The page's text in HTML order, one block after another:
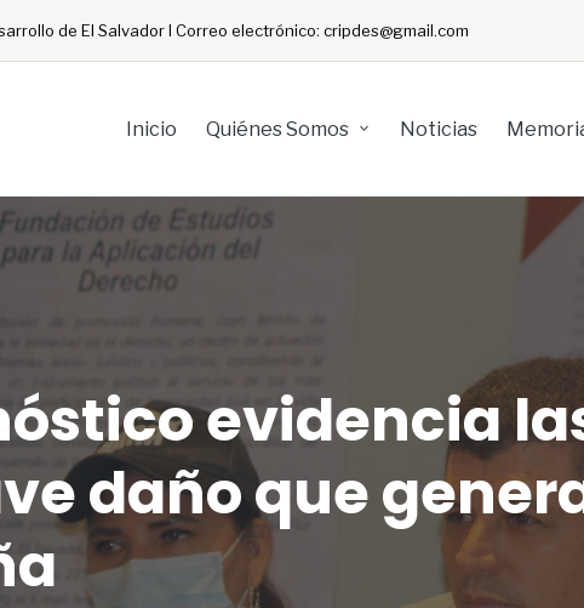
de El Salvador I Correo electrónico: cripdes@gmail.com
Inicio Quiénes Somos Noticias
evidencia
daño que